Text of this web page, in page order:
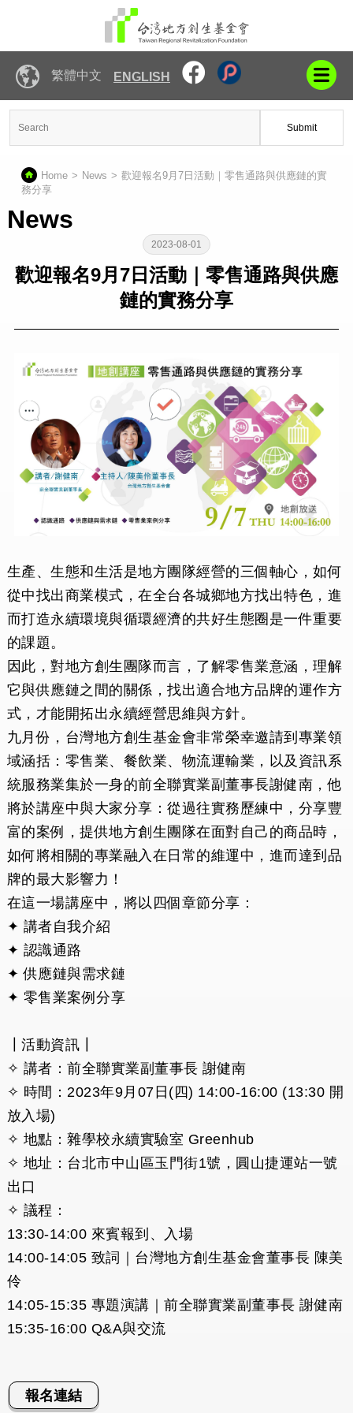
繁體中文 ENGLISH
Submit
Home News
歡迎報名9月7日活動｜零售通路與供應鏈的實
務分享
News
2023-08-01
歡迎報名9月7日活動｜零售通路與供應
鏈的實務分享
生產、生態和生活是地方團隊經營的三個軸心，如何
從中找出商業模式，在全台各城鄉地方找出特色，進
而打造永續環境與循環經濟的共好生態圈是一件重要
的課題。
因此，對地方創生團隊而言，了解零售業意涵，理解
它與供應鏈之間的關係，找出適合地方品牌的運作方
式，才能開拓出永續經營思維與方針。
九月份，台灣地方創生基金會非常榮幸邀請到專業領
域涵括：零售業、餐飲業、物流運輸業，以及資訊系
統服務業集於一身的前全聯實業副董事長謝健南，他
將於講座中與大家分享：從過往實務歷練中，分享豐
富的案例，提供地方創生團隊在面對自己的商品時，
如何將相關的專業融入在日常的維運中，進而達到品
牌的最大影響力！
在這一場講座中，將以四個章節分享：
✦ 講者自我介紹
✦ 認識通路
✦ 供應鏈與需求鏈
✦ 零售業案例分享
┃活動資訊┃
✧ 講者：前全聯實業副董事長 謝健南
✧ 時間：2023年9月07日(四) 14:00-16:00 (13:30 開
放入場)
✧ 地點：雜學校永續實驗室 Greenhub
✧ 地址：台北市中山區玉門街1號，圓山捷運站一號
出口
✧ 議程：
13:30-14:00 來賓報到、入場
14:00-14:05 致詞｜台灣地方創生基金會董事長 陳美
伶
14:05-15:35 專題演講｜前全聯實業副董事長 謝健南
15:35-16:00 Q&A與交流
報名連結